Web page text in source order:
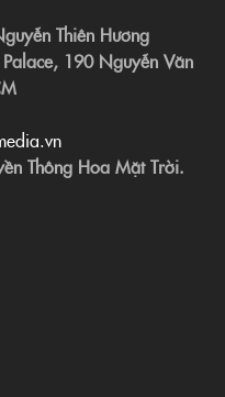
Thiên Hương
190 Nguyễn Văn
Thông Hoa Mặt Trời.